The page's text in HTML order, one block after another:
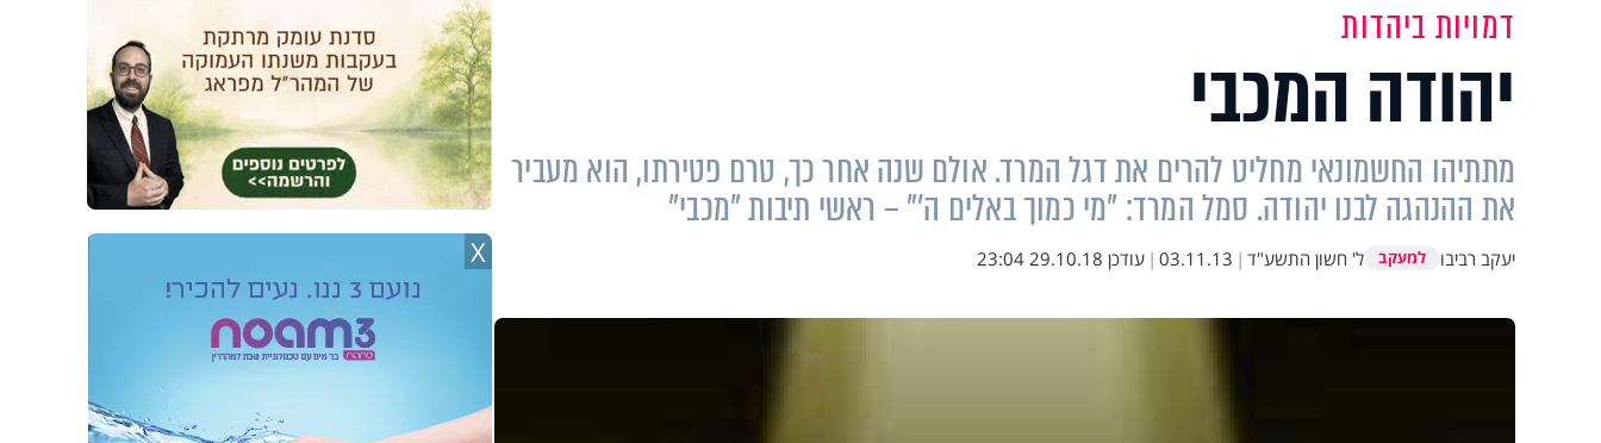
דמויות ביהדות
יהודה המכבי
מתתיהו החשמונאי מחליט להרים את דגל המרד. אולם שנה אחר כך, טרם פטירתו, הוא מעביר
את ההנהגה לבנו יהודה. סמל המרד: "מי כמוך באלים ה'" – ראשי תיבות "מכבי"
יעקב רביבו למעקב ל' חשון התשע"ד |
03.11.13
| עודכן 29.10.18 23:04
X